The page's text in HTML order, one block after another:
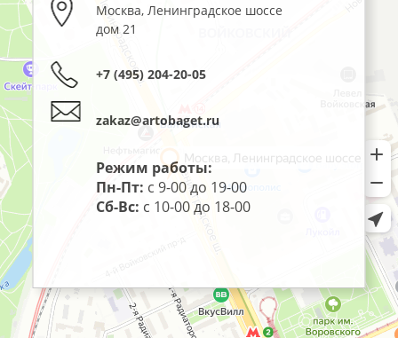
Москва,Ленинградское шоссе
дом 21
+7 (495) 204-20-05
zakaz@artobaget.ru
Режим работы:
Пн-Пт: с 9-00 до 19-00
Сб-Вс: с 10-00 до 18-00